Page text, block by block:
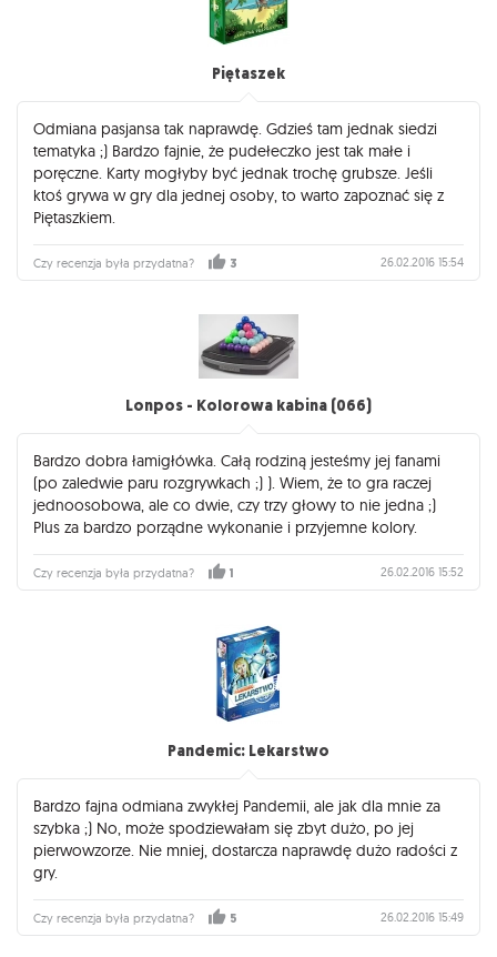
Piętaszek
Odmiana pasjansa tak naprawdę. Gdzieś tam jednak siedzi
tematyka ;) Bardzo fajnie, że pudełeczko jest tak małe i
poręczne. Karty mogłyby być jednak trochę grubsze. Jeśli
ktoś grywa w gry dla jednej osoby, to warto zapoznać się z
Piętaszkiem.
Czy recenzja była przydatna? 3 26.02.2016 15:54
Lonpos - Kolorowa kabina (066)
Bardzo dobra łamigłówka. Całą rodziną jesteśmy jej fanami
(po zaledwie paru rozgrywkach ;) ). Wiem, że to gra raczej
jednoosobowa, ale co dwie, czy trzy głowy to nie jedna ;)
Plus za bardzo porządne wykonanie i przyjemne kolory.
Czy recenzja była przydatna? 1 26.02.2016 15:52
Pandemic: Lekarstwo
Bardzo fajna odmiana zwykłej Pandemii, ale jak dla mnie za
szybka ;) No, może spodziewałam się zbyt dużo, po jej
pierwowzorze. Nie mniej, dostarcza naprawdę dużo radości z
gry.
Czy recenzja była przydatna? 5 26.02.2016 15:49